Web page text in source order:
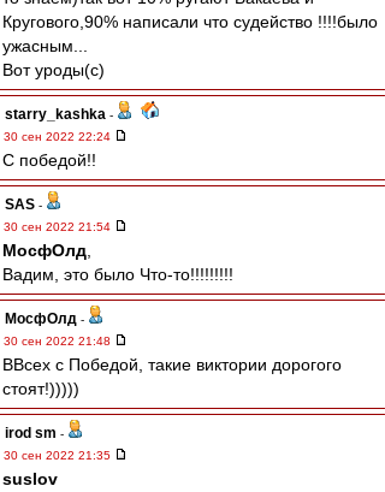
Кругового,90% написали что судейство !!!!было
ужасным...
Вот уроды(с)
starry_kashka -
30 сен 2022 22:24
С победой!!
SAS -
30 сен 2022 21:54
МосфОлд
Вадим, это было Что-то!!!!!!!!!
МосфОлд -
30 сен 2022 21:48
ВВсех с Победой, такие виктории дорогого
стоят!)))))
irod sm -
30 сен 2022 21:35
suslov